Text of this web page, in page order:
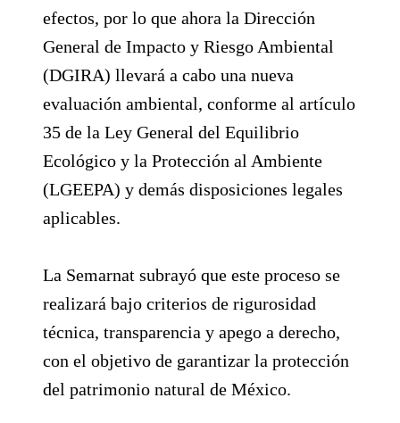
efectos, por lo que ahora la Dirección
General de Impacto y Riesgo Ambiental
(DGIRA) llevará a cabo una nueva
evaluación ambiental, conforme al artículo
35 de la Ley General del Equilibrio
Ecológico y la Protección al Ambiente
(LGEEPA) y demás disposiciones legales
aplicables.
La Semarnat subrayó que este proceso se
realizará bajo criterios de rigurosidad
técnica, transparencia y apego a derecho,
con el objetivo de garantizar la protección
del patrimonio natural de México.